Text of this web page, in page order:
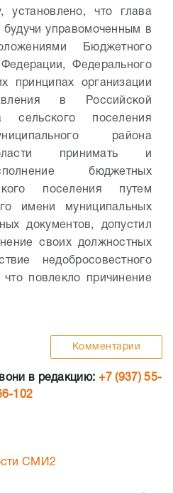
что глава
будучи управомоченным в
Бюджетного
Федерального
принципах организации
в Российской
сельского поселения
района
принимать и
бюджетных
поселения путем
имени муниципальных
документов, допустил
своих должностных
недобросовестного
повлекло причинение
Комментарии
в редакцию: +7 (937) 55-
102
СМИ2